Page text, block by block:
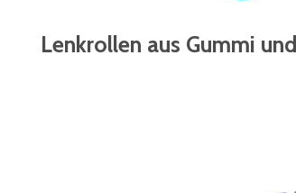
Lenkrollen aus Gummi